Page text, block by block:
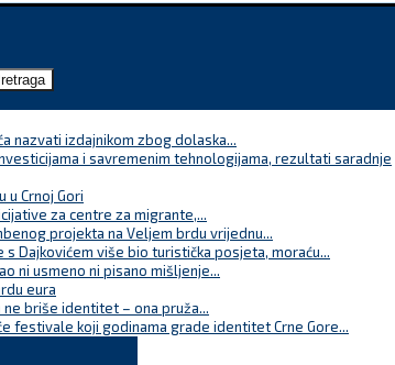
nazvati izdajnikom zbog dolaska...
i savremenim tehnologijama, rezultati saradnje
u Crnoj Gori
za centre za migrante,...
projekta na Veljem brdu vrijednu...
Dajkovićem više bio turistička posjeta, moraću...
ni usmeno ni pisano mišljenje...
eura
ne briše identitet – ona pruža...
festivale koji godinama grade identitet Crne Gore...